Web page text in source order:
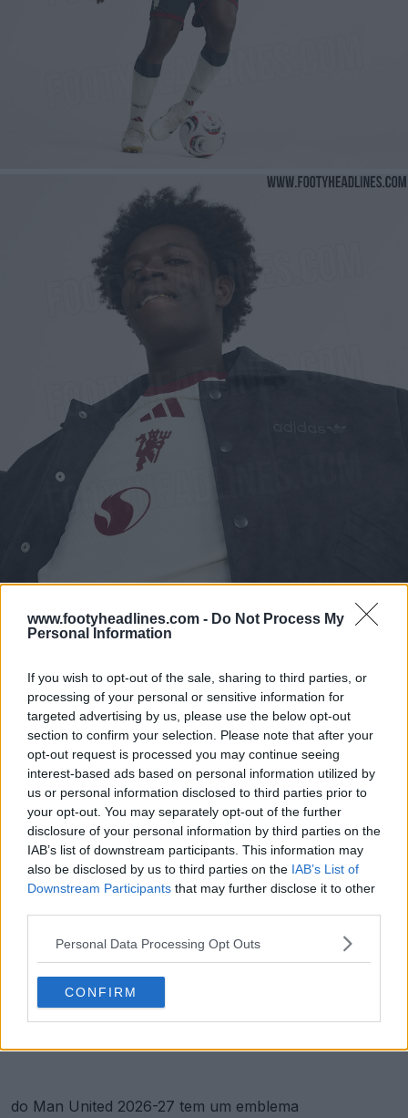
www.footyheadlines.com - Do Not Process My
Personal Information
If you wish to opt-out of the sale, sharing to third parties, or
processing of your personal or sensitive information for
targeted advertising by us, please use the below opt-out
section to confirm your selection. Please note that after your
opt-out request is processed you may continue seeing
interest-based ads based on personal information utilized by
us or personal information disclosed to third parties prior to
your opt-out. You may separately opt-out of the further
disclosure of your personal information by third parties on the
IAB’s list of downstream participants. This information may
also be disclosed by us to third parties on the IAB’s List of
Downstream Participants that may further disclose it to other
Personal Data Processing Opt Outs
CONFIRM
do Man United 2026-27 tem um emblema